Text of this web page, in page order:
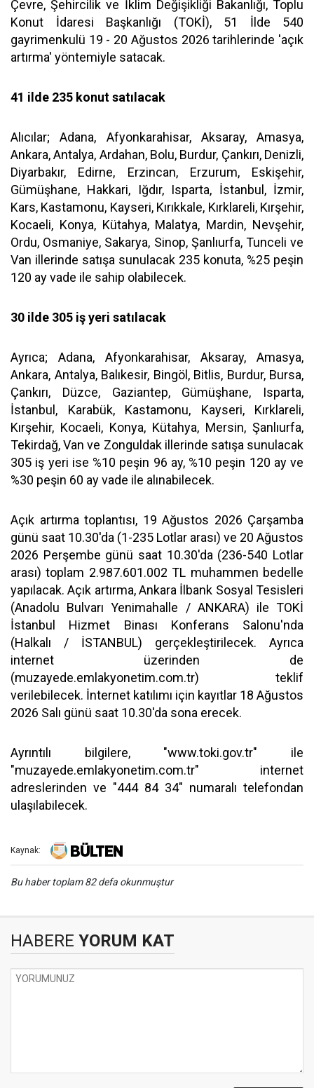
Çevre, Şehircilik ve İklim Değişikliği Bakanlığı, Toplu
Konut İdaresi Başkanlığı (TOKİ), 51 İlde 540
gayrimenkulü 19 - 20 Ağustos 2026 tarihlerinde 'açık
artırma' yöntemiyle satacak.
41 ilde 235 konut satılacak
Alıcılar; Adana, Afyonkarahisar, Aksaray, Amasya,
Ankara, Antalya, Ardahan, Bolu, Burdur, Çankırı, Denizli,
Diyarbakır, Edirne, Erzincan, Erzurum, Eskişehir,
Gümüşhane, Hakkari, Iğdır, Isparta, İstanbul, İzmir,
Kars, Kastamonu, Kayseri, Kırıkkale, Kırklareli, Kırşehir,
Kocaeli, Konya, Kütahya, Malatya, Mardin, Nevşehir,
Ordu, Osmaniye, Sakarya, Sinop, Şanlıurfa, Tunceli ve
Van illerinde satışa sunulacak 235 konuta, %25 peşin
120 ay vade ile sahip olabilecek.
30 ilde 305 iş yeri satılacak
Ayrıca; Adana, Afyonkarahisar, Aksaray, Amasya,
Ankara, Antalya, Balıkesir, Bingöl, Bitlis, Burdur, Bursa,
Çankırı, Düzce, Gaziantep, Gümüşhane, Isparta,
İstanbul, Karabük, Kastamonu, Kayseri, Kırklareli,
Kırşehir, Kocaeli, Konya, Kütahya, Mersin, Şanlıurfa,
Tekirdağ, Van ve Zonguldak illerinde satışa sunulacak
305 iş yeri ise %10 peşin 96 ay, %10 peşin 120 ay ve
%30 peşin 60 ay vade ile alınabilecek.
Açık artırma toplantısı, 19 Ağustos 2026 Çarşamba
günü saat 10.30'da (1-235 Lotlar arası) ve 20 Ağustos
2026 Perşembe günü saat 10.30'da (236-540 Lotlar
arası) toplam 2.987.601.002 TL muhammen bedelle
yapılacak. Açık artırma, Ankara İlbank Sosyal Tesisleri
(Anadolu Bulvarı Yenimahalle / ANKARA) ile TOKİ
İstanbul Hizmet Binası Konferans Salonu'nda
(Halkalı / İSTANBUL) gerçekleştirilecek. Ayrıca
internet üzerinden de
(muzayede.emlakyonetim.com.tr) teklif
verilebilecek. İnternet katılımı için kayıtlar 18 Ağustos
2026 Salı günü saat 10.30'da sona erecek.
Ayrıntılı bilgilere, "www.toki.gov.tr" ile
"muzayede.emlakyonetim.com.tr" internet
adreslerinden ve "444 84 34" numaralı telefondan
ulaşılabilecek.
Kaynak:
Bu haber toplam 82 defa okunmuştur
HABERE YORUM KAT